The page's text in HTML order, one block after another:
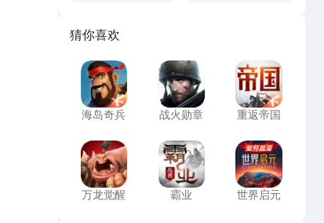
猜你喜欢
海岛奇兵
海岛奇兵
战火勋章
战火勋章
重返帝国
重返帝国
万龙觉醒
万龙觉醒
霸业
霸业
世界启元
世界启元